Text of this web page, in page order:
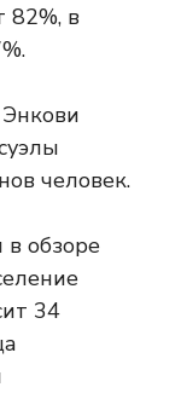
82%, в
человек.
в обзоре
34